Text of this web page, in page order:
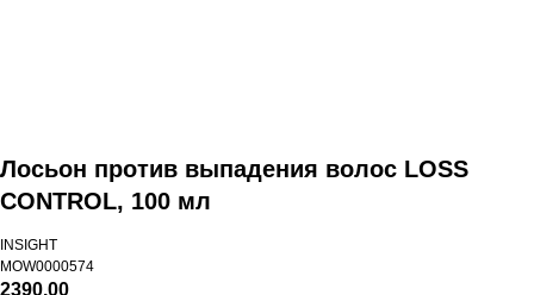
Лосьон против выпадения волос LOSS
CONTROL, 100 мл
INSIGHT
MOW0000574
2390,00